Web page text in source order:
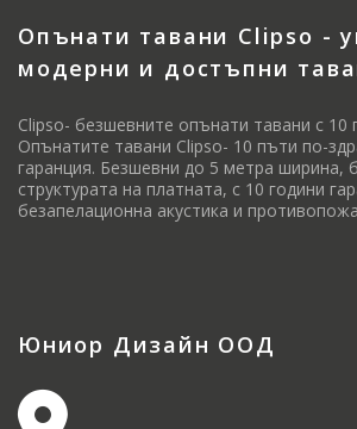
Опънати тавани Clipso -
модерни и достъпни
Clipso- безшевните опънати тавани с 10
Опънатите тавани Clipso- 10 пъти по-
гаранция. Безшевни до 5 метра ширина,
структурата на платната, с 10 години
безапелационна акустика и
Юниор Дизайн ООД